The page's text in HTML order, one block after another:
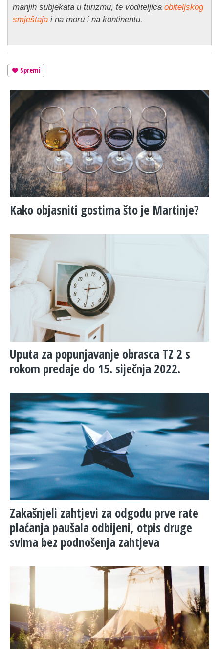
manjih subjekata u turizmu, te voditeljica obiteljskog
smještaja i na moru i na kontinentu.
Spremi
Kako objasniti gostima što je Martinje?
Uputa za popunjavanje obrasca TZ 2 s
rokom predaje do 15. siječnja 2022.
Zakašnjeli zahtjevi za odgodu prve rate
plaćanja paušala odbijeni, otpis druge
svima bez podnošenja zahtjeva